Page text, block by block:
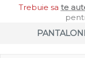
INCALTAMINTE DAMA
Trebuie sa te